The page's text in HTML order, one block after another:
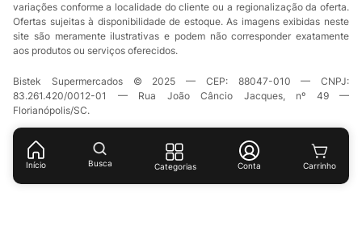
Início Busca Categorias Conta
variações conforme a localidade do cliente ou a regionalização da oferta.
Ofertas sujeitas à disponibilidade de estoque. As imagens exibidas neste
site são meramente ilustrativas e podem não corresponder exatamente
aos produtos ou serviços oferecidos.
Bistek Supermercados © 2025 — CEP: 88047-010 — CNPJ:
83.261.420/0012-01 — Rua João Câncio Jacques, nº 49 —
Florianópolis/SC.